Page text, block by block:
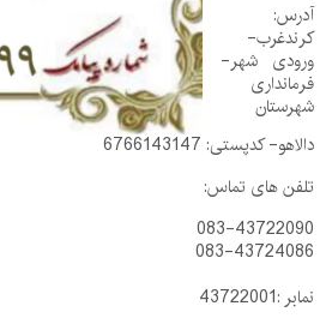
آدرس:
کرندغرب-
ورودی شهر-
فرمانداری
شهرستان
دالاهو- کدپستی: 6766143147
تلفن های تماس:
083-43722090
083-43724086
نمابر :43722001